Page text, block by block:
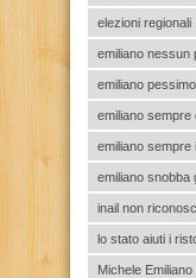
elezioni regionali
emiliano nessun
emiliano
emiliano sempre
emiliano sempre
emiliano snobba
inail non
lo stato aiuti i
Michele Emiliano